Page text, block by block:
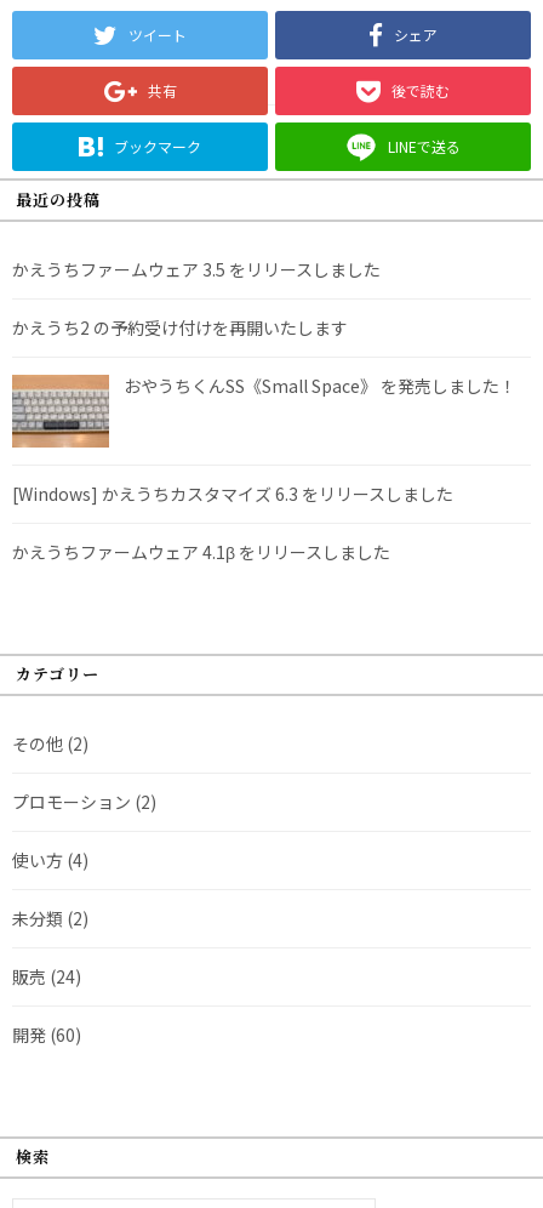
ツイート シェア
共有 後で読む
ブックマーク LINEで送る
最近の投稿
かえうちファームウェア 3.5 をリリースしました
かえうち2 の予約受け付けを再開いたします
おやうちくんSS《Small Space》 を発売しました！
[Windows] かえうちカスタマイズ 6.3 をリリースしました
かえうちファームウェア 4.1β をリリースしました
カテゴリー
その他 (2)
プロモーション (2)
使い方 (4)
未分類 (2)
販売 (24)
開発 (60)
検索